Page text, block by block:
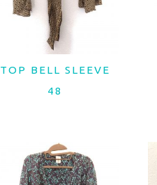
LER MAIS
TOP BELL SLEEVE
48